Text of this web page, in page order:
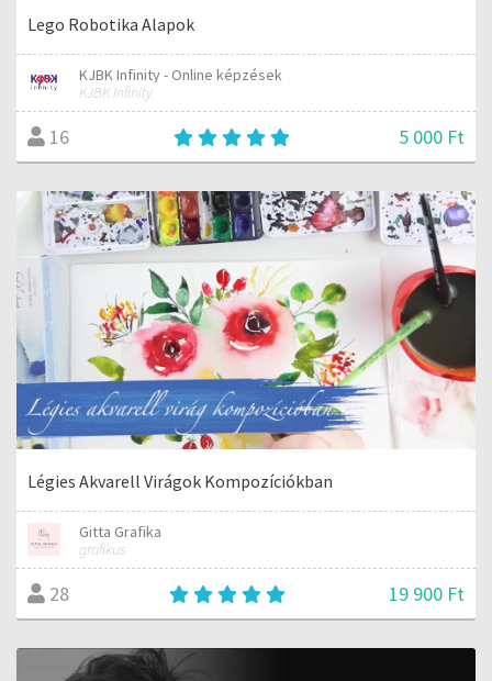
Lego Robotika Alapok
KJBK Infinity - Online képzések
KJBK Infinity
16 5 000 Ft
Légies Akvarell Virágok Kompozíciókban
Gitta Grafika
grafikus
28 19 900 Ft